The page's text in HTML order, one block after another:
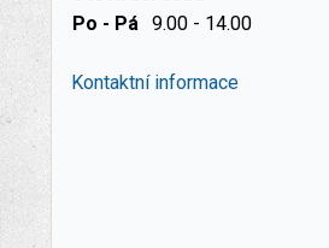
Po - Pá 9.00 - 14.00
Kontaktní informace